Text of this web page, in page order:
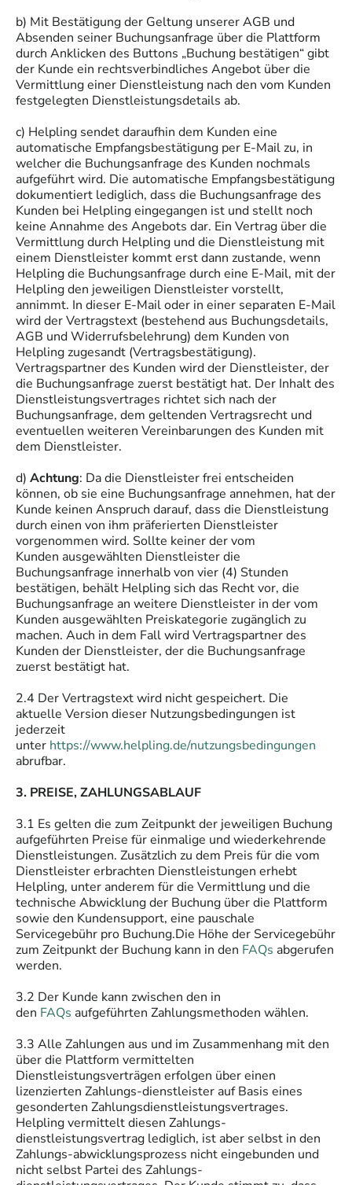
b) Mit Bestätigung der Geltung unserer AGB und
Absenden seiner Buchungsanfrage über die Plattform
durch Anklicken des Buttons „Buchung bestätigen“ gibt
der Kunde ein rechtsverbindliches Angebot über die
Vermittlung einer Dienstleistung nach den vom Kunden
festgelegten Dienstleistungsdetails ab.
c) Helpling sendet daraufhin dem Kunden eine
automatische Empfangsbestätigung per E-Mail zu, in
welcher die Buchungsanfrage des Kunden nochmals
aufgeführt wird. Die automatische Empfangsbestätigung
dokumentiert lediglich, dass die Buchungsanfrage des
Kunden bei Helpling eingegangen ist und stellt noch
keine Annahme des Angebots dar. Ein Vertrag über die
Vermittlung durch Helpling und die Dienstleistung mit
einem Dienstleister kommt erst dann zustande, wenn
Helpling die Buchungsanfrage durch eine E-Mail, mit der
Helpling den jeweiligen Dienstleister vorstellt,
annimmt. In dieser E-Mail oder in einer separaten E-Mail
wird der Vertragstext (bestehend aus Buchungsdetails,
AGB und Widerrufsbelehrung) dem Kunden von
Helpling zugesandt (Vertragsbestätigung).
Vertragspartner des Kunden wird der Dienstleister, der
die Buchungsanfrage zuerst bestätigt hat. Der Inhalt des
Dienstleistungsvertrages richtet sich nach der
Buchungsanfrage, dem geltenden Vertragsrecht und
eventuellen weiteren Vereinbarungen des Kunden mit
dem Dienstleister.
d) Achtung: Da die Dienstleister frei entscheiden
können, ob sie eine Buchungsanfrage annehmen, hat der
Kunde keinen Anspruch darauf, dass die Dienstleistung
durch einen von ihm präferierten Dienstleister
vorgenommen wird. Sollte keiner der vom
Kunden ausgewählten Dienstleister die
Buchungsanfrage innerhalb von vier (4) Stunden
bestätigen, behält Helpling sich das Recht vor, die
Buchungsanfrage an weitere Dienstleister in der vom
Kunden ausgewählten Preiskategorie zugänglich zu
machen. Auch in dem Fall wird Vertragspartner des
Kunden der Dienstleister, der die Buchungsanfrage
zuerst bestätigt hat.
2.4 Der Vertragstext wird nicht gespeichert. Die
aktuelle Version dieser Nutzungsbedingungen ist
jederzeit
unter https://www.helpling.de/nutzungsbedingungen
abrufbar.
3. PREISE, ZAHLUNGSABLAUF
3.1 Es gelten die zum Zeitpunkt der jeweiligen Buchung
aufgeführten Preise für einmalige und wiederkehrende
Dienstleistungen. Zusätzlich zu dem Preis für die vom
Dienstleister erbrachten Dienstleistungen erhebt
Helpling, unter anderem für die Vermittlung und die
technische Abwicklung der Buchung über die Plattform
sowie den Kundensupport, eine pauschale
Servicegebühr pro Buchung.Die Höhe der Servicegebühr
zum Zeitpunkt der Buchung kann in den FAQs abgerufen
werden.
3.2 Der Kunde kann zwischen den in
den FAQs aufgeführten Zahlungsmethoden wählen.
3.3 Alle Zahlungen aus und im Zusammenhang mit den
über die Plattform vermittelten
Dienstleistungsverträgen erfolgen über einen
lizenzierten Zahlungs-dienstleister auf Basis eines
gesonderten Zahlungsdienstleistungsvertrages.
Helpling vermittelt diesen Zahlungs-
dienstleistungsvertrag lediglich, ist aber selbst in den
Zahlungs-abwicklungsprozess nicht eingebunden und
nicht selbst Partei des Zahlungs-